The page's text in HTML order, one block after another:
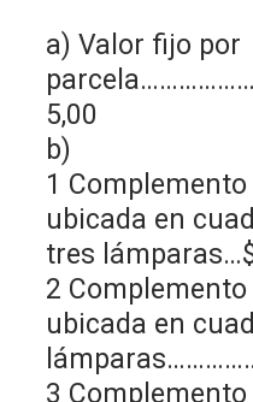
a) Valor fijo por
5,00
b)
1
ubicada en
tres
2
ubicada en
3